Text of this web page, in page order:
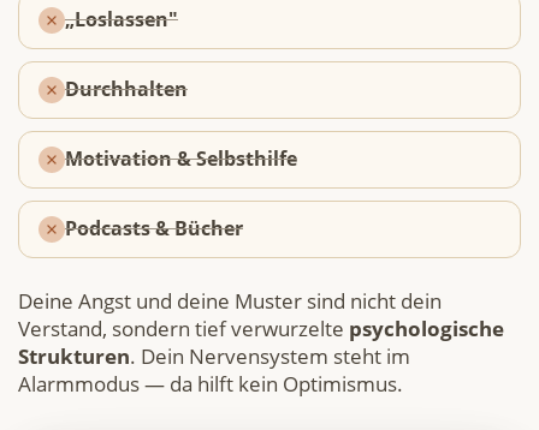
„Loslassen"
Durchhalten
Motivation & Selbsthilfe
Podcasts & Bücher
Deine Angst und deine Muster sind nicht dein
Verstand, sondern tief verwurzelte psychologische
Strukturen. Dein Nervensystem steht im
Alarmmodus — da hilft kein Optimismus.